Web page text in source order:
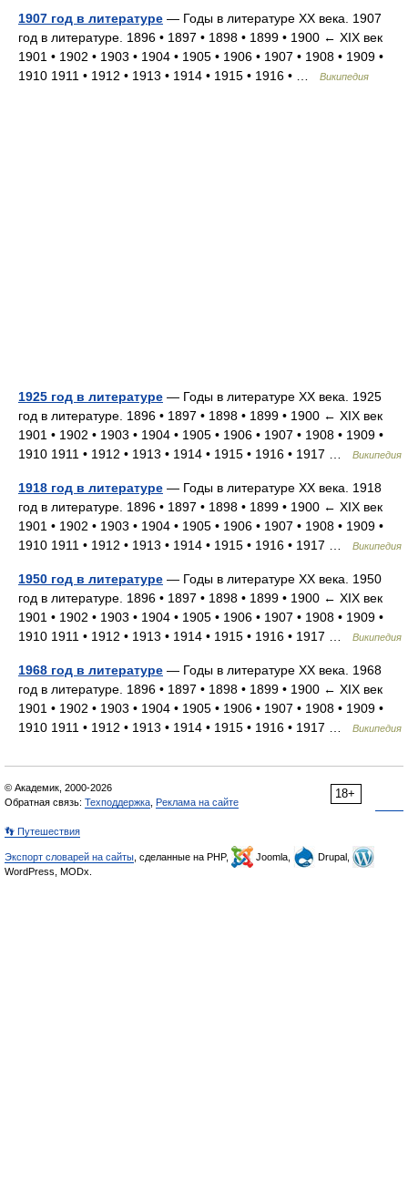
1907 год в литературе — Годы в литературе XX века. 1907
год в литературе. 1896 • 1897 • 1898 • 1899 • 1900 ← XIX век
1901 • 1902 • 1903 • 1904 • 1905 • 1906 • 1907 • 1908 • 1909 •
1910 1911 • 1912 • 1913 • 1914 • 1915 • 1916 • …
Википедия
1925 год в литературе — Годы в литературе XX века. 1925
год в литературе. 1896 • 1897 • 1898 • 1899 • 1900 ← XIX век
1901 • 1902 • 1903 • 1904 • 1905 • 1906 • 1907 • 1908 • 1909 •
1910 1911 • 1912 • 1913 • 1914 • 1915 • 1916 • 1917 …
Википедия
1918 год в литературе — Годы в литературе XX века. 1918
год в литературе. 1896 • 1897 • 1898 • 1899 • 1900 ← XIX век
1901 • 1902 • 1903 • 1904 • 1905 • 1906 • 1907 • 1908 • 1909 •
1910 1911 • 1912 • 1913 • 1914 • 1915 • 1916 • 1917 …
Википедия
1950 год в литературе — Годы в литературе XX века. 1950
год в литературе. 1896 • 1897 • 1898 • 1899 • 1900 ← XIX век
1901 • 1902 • 1903 • 1904 • 1905 • 1906 • 1907 • 1908 • 1909 •
1910 1911 • 1912 • 1913 • 1914 • 1915 • 1916 • 1917 …
Википедия
1968 год в литературе — Годы в литературе XX века. 1968
год в литературе. 1896 • 1897 • 1898 • 1899 • 1900 ← XIX век
1901 • 1902 • 1903 • 1904 • 1905 • 1906 • 1907 • 1908 • 1909 •
1910 1911 • 1912 • 1913 • 1914 • 1915 • 1916 • 1917 …
Википедия
18+
© Академик, 2000-2026
Обратная связь: Техподдержка Реклама на сайте
👣 Путешествия
Экспорт словарей на сайты , сделанные на PHP, Joomla,
Drupal,
WordPress, MODx.